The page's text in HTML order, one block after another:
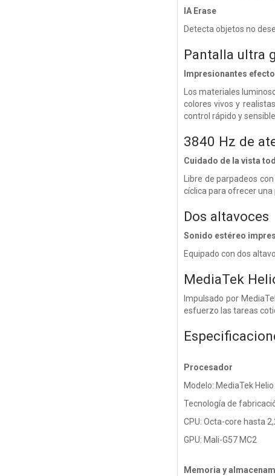
IA Erase
Detecta objetos no
Pantalla ultra
Impresionantes
Los materiales
colores vivos y
control rápido y
3840 Hz de
Cuidado de la vista
Libre de parpadeos
cíclica para ofrecer
Dos altavoces
Sonido estéreo
Equipado con dos
MediaTek
Impulsado por
esfuerzo las tareas
Procesador
Modelo: MediaTek
Tecnología de
CPU: Octa-core hasta
GPU: Mali-G57 MC2
Memoria y